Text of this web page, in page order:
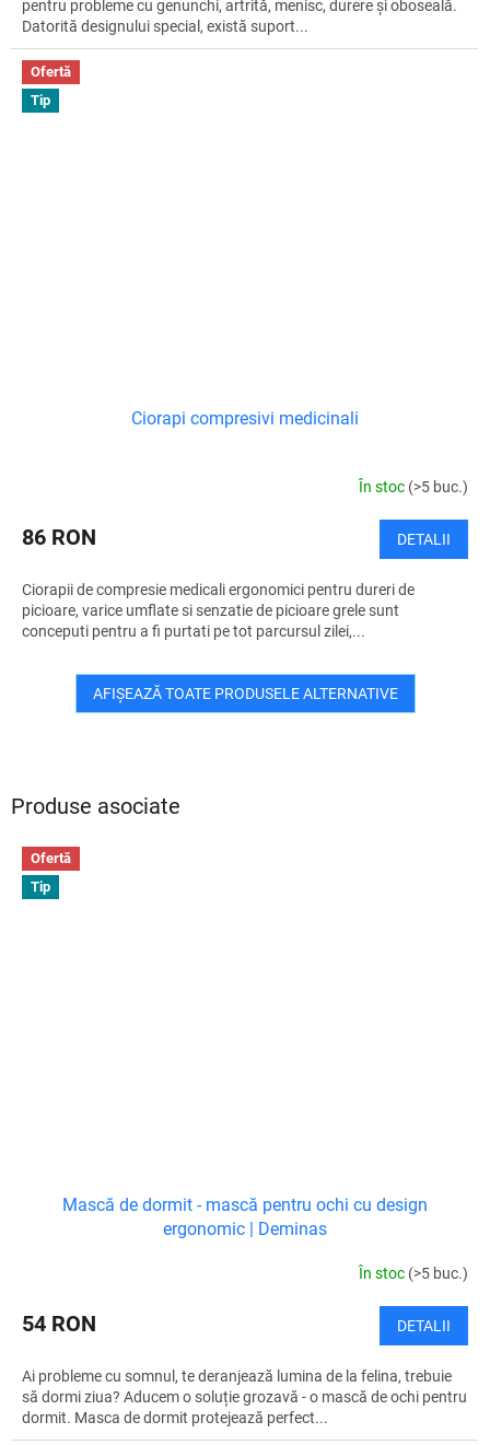
Produse asociate
Ofertă
Tip
Mască de dormit - mască pentru ochi cu design
ergonomic | Deminas
În stoc (>5 buc.)
54 RON DETALII
Ai probleme cu somnul, te deranjează lumina de la felina, trebuie
să dormi ziua? Aducem o soluție grozavă - o mască de ochi pentru
dormit. Masca de dormit protejează perfect...
pentru probleme cu genunchi, artrită, menisc, durere și oboseală.
Datorită designului special, există suport...
Ofertă
Tip
Ciorapi compresivi medicinali
În stoc (>5 buc.)
86 RON DETALII
Ciorapii de compresie medicali ergonomici pentru dureri de
picioare, varice umflate si senzatie de picioare grele sunt
conceputi pentru a fi purtati pe tot parcursul zilei,...
AFIŞEAZĂ TOATE PRODUSELE ALTERNATIVE